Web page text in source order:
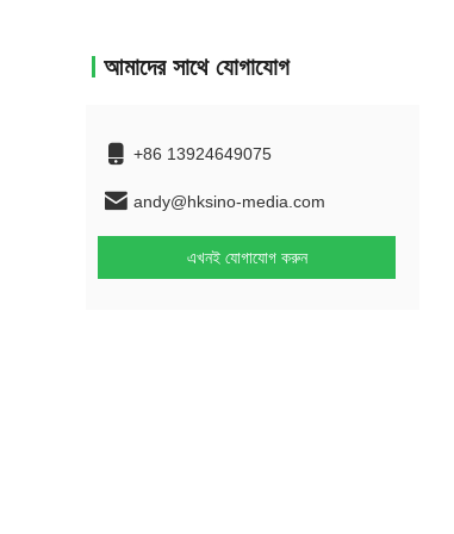
আমাদের সাথে যোগাযোগ
+86 13924649075
andy@hksino-media.com
এখনই যোগাযোগ করুন